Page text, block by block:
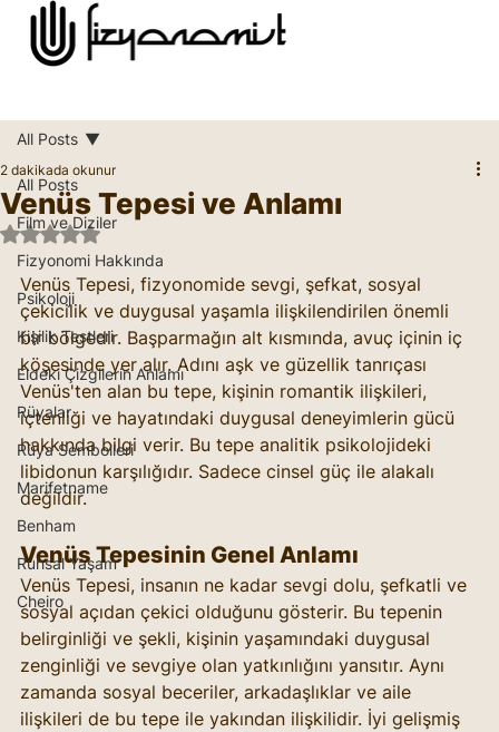
All Posts
Film ve Diziler
Fizyonomi Hakkında
Psikoloji
Kişilik Testleri
Eldeki Çizgilerin Anlamı
Rüyalar
Rüya Sembolleri
Marifetname
Benham
Ruhsal Yaşam
Cheiro
All Posts
Venüs Tepesi ve Anlamı
2 dakikada okunur
5 üzerinden NaN yıldız
Venüs Tepesi, fizyonomide sevgi, şefkat, sosyal
çekicilik ve duygusal yaşamla ilişkilendirilen önemli
bir bölgedir. Başparmağın alt kısmında, avuç içinin iç
köşesinde yer alır. Adını aşk ve güzellik tanrıçası
Venüs'ten alan bu tepe, kişinin romantik ilişkileri,
içtenliği ve hayatındaki duygusal deneyimlerin gücü
hakkında bilgi verir. Bu tepe analitik psikolojideki
libidonun karşılığıdır. Sadece cinsel güç ile alakalı
değildir.
Venüs Tepesinin Genel Anlamı
Venüs Tepesi, insanın ne kadar sevgi dolu, şefkatli ve
sosyal açıdan çekici olduğunu gösterir. Bu tepenin
belirginliği ve şekli, kişinin yaşamındaki duygusal
zenginliği ve sevgiye olan yatkınlığını yansıtır. Aynı
zamanda sosyal beceriler, arkadaşlıklar ve aile
ilişkileri de bu tepe ile yakından ilişkilidir. İyi gelişmiş